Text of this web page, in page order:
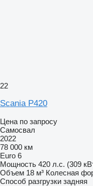
22
Scania P420
Цена по запросу
Самосвал
2022
78 000 км
Euro 6
Мощность 420 л.с. (309
Объем 18 м³ Колесная
Способ разгрузки задняя